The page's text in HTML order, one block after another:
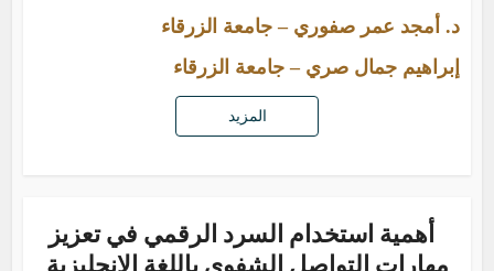
د. أمجد عمر صفوري – جامعة الزرقاء
إبراهيم جمال صري – جامعة الزرقاء
المزيد
أهمية استخدام السرد الرقمي في تعزيز